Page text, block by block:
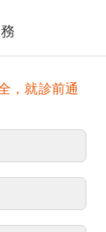
，就診前通